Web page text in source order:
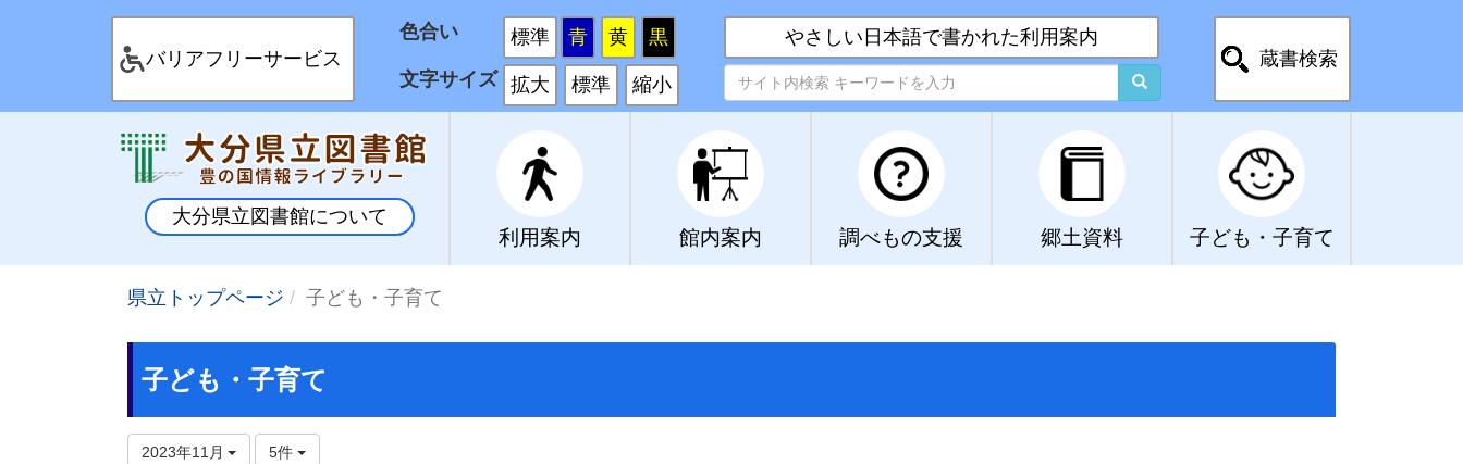
バリアフリーサービス
色合い 標準 青 黄
黒
文字サイズ 拡大 標準 縮小
やさしい日本語で書かれた利用案内
蔵書検索
大分県立図書館について
利用案内 館内案内 調べもの支援 郷土資料 子ども・子育て
県立トップページ 子ども・子育て
子ども・子育て
2023年11月 5件